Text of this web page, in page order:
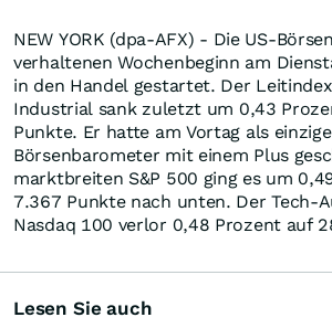
NEW YORK (dpa-AFX) - Die US-
verhaltenen Wochenbeginn am
in den Handel gestartet. Der
Industrial sank zuletzt um 0,43
Punkte. Er hatte am Vortag als
Börsenbarometer mit einem Plus
marktbreiten S&P 500 ging es um
7.367 Punkte nach unten. Der Tech-
Nasdaq 100 verlor 0,48 Prozent auf
Lesen Sie auch